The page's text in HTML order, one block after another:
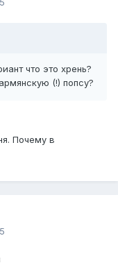
что это хрень?
(!) попсу?
Почему в